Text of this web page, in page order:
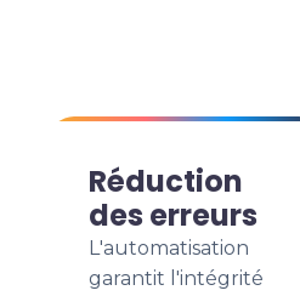
Réduction
des erreurs
L'automatisation
garantit l'intégrité